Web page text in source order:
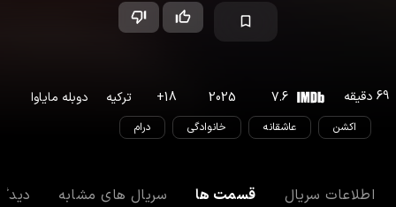
69 دقیقه 7.6
2025
18
+ ترکیه دوبله مایاوا
اکشن عاشقانه خانوادگی درام
اطلاعات سریال قسمت ها سریال های مشابه